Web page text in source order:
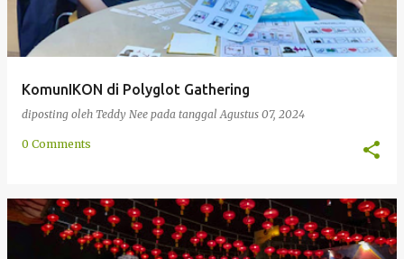
KomunIKON di Polyglot Gathering
diposting oleh Teddy Nee pada tanggalAgustus 07, 2024
0 Comments